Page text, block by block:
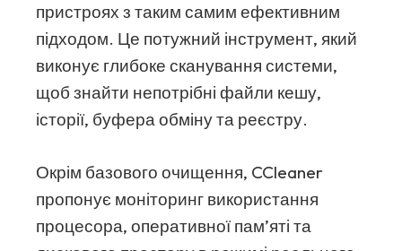
пристроях з таким самим ефективним
підходом. Це потужний інструмент, який
виконує глибоке сканування системи,
щоб знайти непотрібні файли кешу,
історії, буфера обміну та реєстру.
Окрім базового очищення, CCleaner
пропонує моніторинг використання
процесора, оперативної пам’яті та